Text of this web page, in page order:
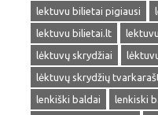
lektuvu bilietai pigiausi
lektuvu bilietai.lt
lėktuvų skrydžiai
lėktuvų skrydžių
lenkiški baldai
lenkiski